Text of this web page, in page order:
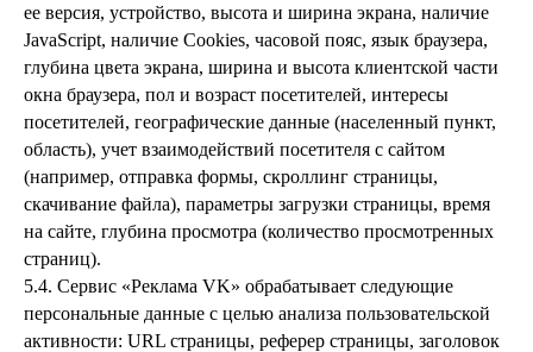
ее версия, устройство, высота и ширина экрана, наличие
JavaScript, наличие Cookies, часовой пояс, язык браузера,
глубина цвета экрана, ширина и высота клиентской части
окна браузера, пол и возраст посетителей, интересы
посетителей, географические данные (населенный пункт,
область), учет взаимодействий посетителя с сайтом
(например, отправка формы, скроллинг страницы,
скачивание файла), параметры загрузки страницы, время
на сайте, глубина просмотра (количество просмотренных
страниц).
5.4. Сервис «Реклама VK» обрабатывает следующие
персональные данные с целью анализа пользовательской
активности: URL страницы, реферер страницы, заголовок